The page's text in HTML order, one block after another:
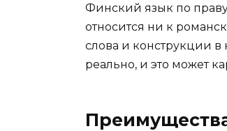
Финский язык по
относится ни к
слова и конструкции в
реально, и это может